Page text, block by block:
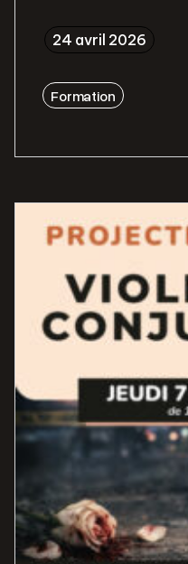
24 avril 2026
Formation